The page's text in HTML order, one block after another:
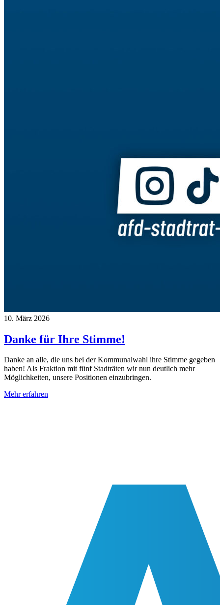
10. März 2026
Danke für Ihre Stimme!
Danke an alle, die uns bei der Kommunalwahl ihre Stimme gegeben
haben! Als Fraktion mit fünf Stadträten wir nun deutlich mehr
Möglichkeiten, unsere Positionen einzubringen.
Mehr erfahren